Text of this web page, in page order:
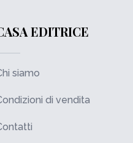
EDITRICE
siamo
di vendita